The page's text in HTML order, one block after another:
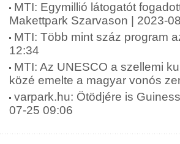
MTI: Egymillió látogatót
Makettpark Szarvason | 2023-
MTI: Több mint száz program
12:34
MTI: Az UNESCO a szellemi
közé emelte a magyar vonós
varpark.hu: Ötödjére is
07-25 09:06